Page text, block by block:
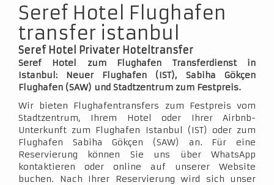
Seref Hotel Flughafen
transfer istanbul
Seref Hotel Privater Hoteltransfer
Seref Hotel zum Flughafen Transferdienst in
Istanbul: Neuer Flughafen (IST), Sabiha Gökçen
Flughafen (SAW) und Stadtzentrum zum Festpreis.
Wir bieten Flughafentransfers zum Festpreis vom
Stadtzentrum, Ihrem Hotel oder Ihrer Airbnb-
Unterkunft zum Flughafen Istanbul (IST) oder zum
Flughafen Sabiha Gökçen (SAW) an. Für eine
Reservierung können Sie uns über WhatsApp
kontaktieren oder online auf unserer Website
buchen. Nach Ihrer Reservierung wird sich unser